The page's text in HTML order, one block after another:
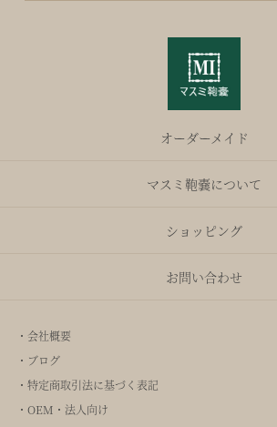
オーダーメイド
マスミ鞄嚢について
ショッピング
お問い合わせ
・会社概要
・ブログ
・特定商取引法に基づく表記
・OEM・法人向け